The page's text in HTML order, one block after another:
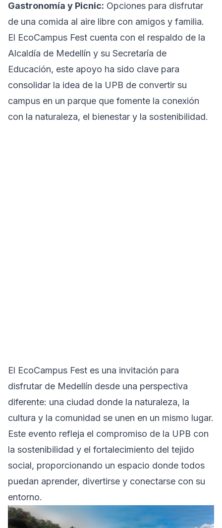
Gastronomía y Picnic: Opciones para disfrutar
de una comida al aire libre con amigos y familia.
El EcoCampus Fest cuenta con el respaldo de la
Alcaldía de Medellín y su Secretaría de
Educación, este apoyo ha sido clave para
consolidar la idea de la UPB de convertir su
campus en un parque que fomente la conexión
con la naturaleza, el bienestar y la sostenibilidad.
El EcoCampus Fest es una invitación para
disfrutar de Medellín desde una perspectiva
diferente: una ciudad donde la naturaleza, la
cultura y la comunidad se unen en un mismo lugar.
Este evento refleja el compromiso de la UPB con
la sostenibilidad y el fortalecimiento del tejido
social, proporcionando un espacio donde todos
puedan aprender, divertirse y conectarse con su
entorno.